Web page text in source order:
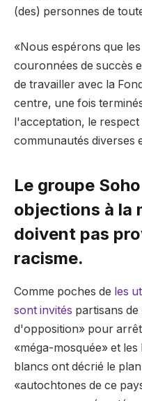
(des) personnes de
«Nous espérons que
couronnées de succès
de travailler avec la
centre, une fois
l'acceptation, le
communautés diverses
Le groupe
objections à la
doivent pas
racisme.
Comme poches de les
sont invités partisans
d'opposition» pour
«méga-mosquée» et
blancs ont décrié le
«autochtones de ce